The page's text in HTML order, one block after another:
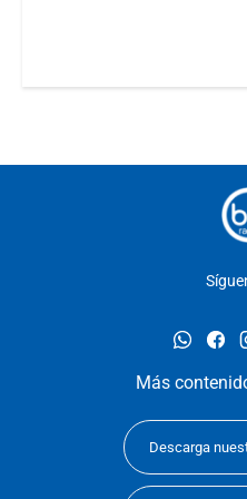
Más
Descarga